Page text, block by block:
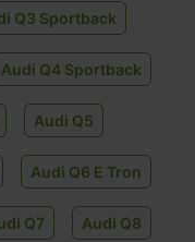
Q3 Sportback
Audi Q4 Sportback
Audi Q5
Audi Q6 E Tron
Q7 Audi Q8